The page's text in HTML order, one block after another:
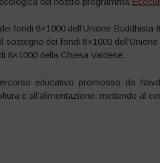
fondi 8×1000 dell’Unione Buddhista
sostegno dei fondi 8×1000
8×1000 della Chiesa Valdese.
educativo promosso da
e all’alimentazione, mettendo al